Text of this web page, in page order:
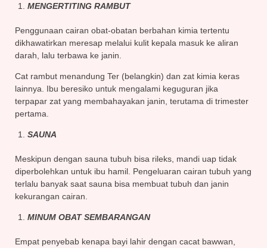
MENGERTITING RAMBUT
Penggunaan cairan obat-obatan berbahan kimia tertentu
dikhawatirkan meresap melalui kulit kepala masuk ke aliran
darah, lalu terbawa ke janin.
Cat rambut menandung Ter (belangkin) dan zat kimia keras
lainnya. Ibu beresiko untuk mengalami keguguran jika
terpapar zat yang membahayakan janin, terutama di trimester
pertama.
SAUNA
Meskipun dengan sauna tubuh bisa rileks, mandi uap tidak
diperbolehkan untuk ibu hamil. Pengeluaran cairan tubuh yang
terlalu banyak saat sauna bisa membuat tubuh dan janin
kekurangan cairan.
MINUM OBAT SEMBARANGAN
Empat penyebab kenapa bayi lahir dengan cacat bawwan,